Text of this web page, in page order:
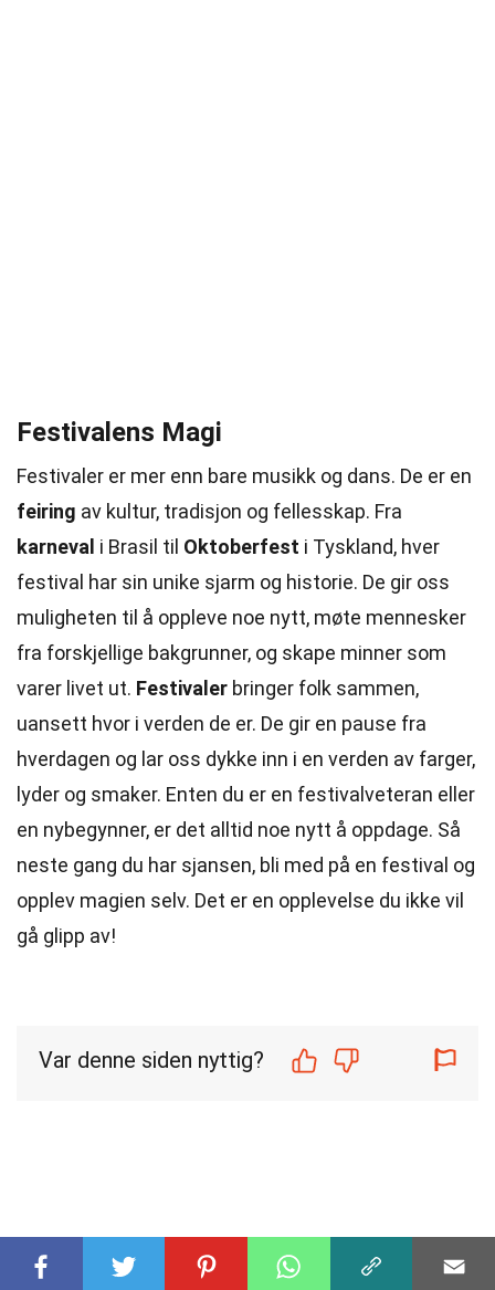
Festivalens Magi
Festivaler er mer enn bare musikk og dans. De er en
feiring av kultur, tradisjon og fellesskap. Fra
karneval i Brasil til Oktoberfest i Tyskland, hver
festival har sin unike sjarm og historie. De gir oss
muligheten til å oppleve noe nytt, møte mennesker
fra forskjellige bakgrunner, og skape minner som
varer livet ut. Festivaler bringer folk sammen,
uansett hvor i verden de er. De gir en pause fra
hverdagen og lar oss dykke inn i en verden av farger,
lyder og smaker. Enten du er en festivalveteran eller
en nybegynner, er det alltid noe nytt å oppdage. Så
neste gang du har sjansen, bli med på en festival og
opplev magien selv. Det er en opplevelse du ikke vil
gå glipp av!
Var denne siden nyttig?